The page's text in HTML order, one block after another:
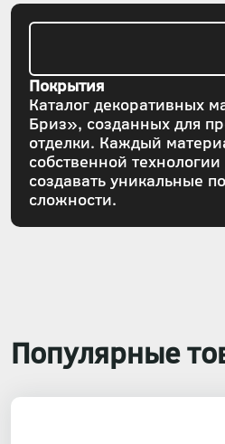
Покрытия
Каталог декоративных
Бриз», созданных для
отделки. Каждый
собственной
создавать уникальные
сложности.
Популярные